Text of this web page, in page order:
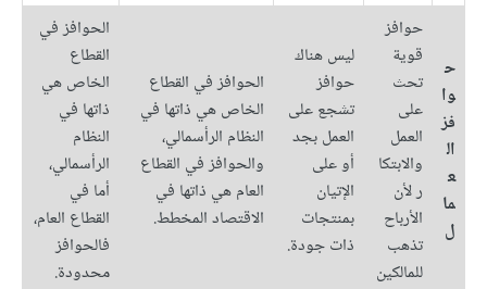
ح
وا
فز
ال
ع
ما
ل
حوافز
قوية
تحث
على
العمل
والابتكا
ر لأن
الأرباح
تذهب
للمالكين
ليس هناك
حوافز
تشجع على
العمل بجد
أو على
الإتيان
بمنتجات
ذات جودة.
الحوافز في القطاع
الخاص هي ذاتها في
النظام الرأسمالي،
والحوافز في القطاع
العام هي ذاتها في
الاقتصاد المخطط.
الحوافز في
القطاع
الخاص هي
ذاتها في
النظام
الرأسمالي،
أما في
القطاع العام،
فالحوافز
محدودة.